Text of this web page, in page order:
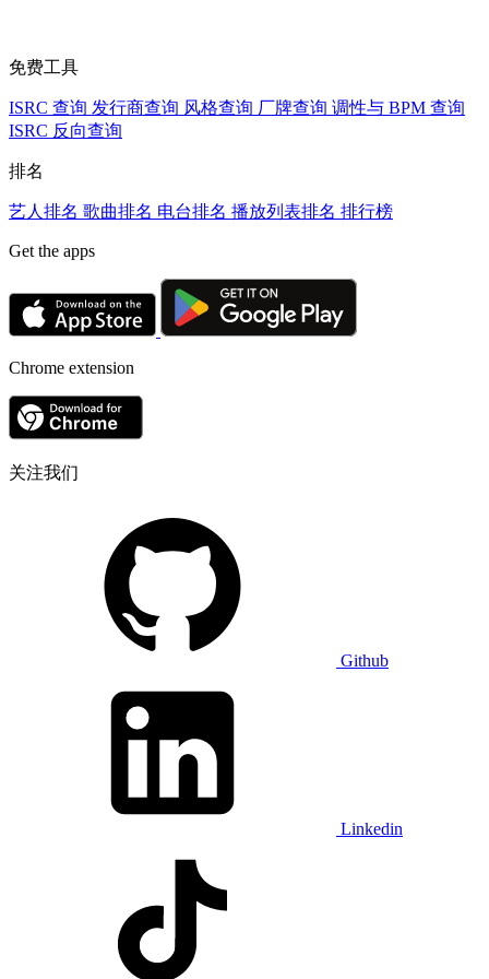
免费工具
ISRC 查询 发行商查询 风格查询 厂牌查询 调性与 BPM 查询
ISRC 反向查询
排名
艺人排名 歌曲排名 电台排名 播放列表排名 排行榜
Get the apps
Chrome extension
关注我们
Github
Linkedin